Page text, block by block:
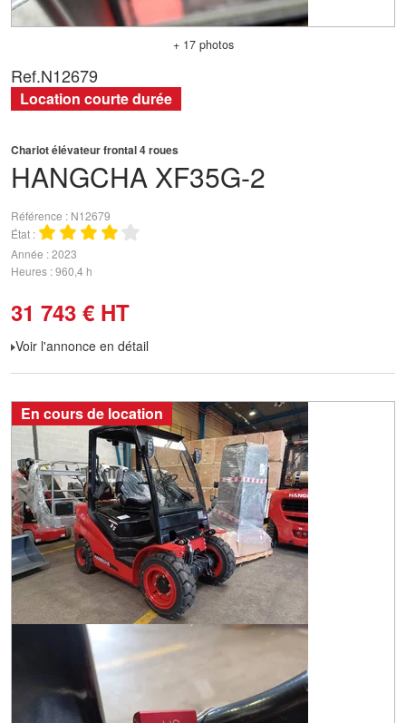
+ 17 photos
HANGCHA XF35G-2
Chariot élévateur frontal 4 roues
Référence
N12679
État
Année 2023
Heures 960,4 h
31 743 € HT
Voir l'annonce en détail
Ref.N12679
Location courte durée
En cours de location